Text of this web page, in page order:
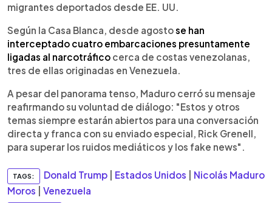
migrantes deportados desde EE. UU.
Según la Casa Blanca, desde agostose han
interceptado cuatro embarcaciones presuntamente
ligadas al narcotráfico cerca de costas venezolanas,
tres de ellas originadas en Venezuela.
A pesar del panorama tenso, Maduro cerró su mensaje
reafirmando su voluntad de diálogo: "Estos y otros
temas siempre estarán abiertos para una conversación
directa y franca con su enviado especial, Rick Grenell,
para superar los ruidos mediáticos y los fake news".
TAGS: Donald Trump Estados Unidos
Nicolás Maduro
Moros
Venezuela